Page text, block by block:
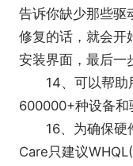
告诉你缺少那些驱
修复的话，就会开
安装界面，最后一
14、可以帮助
600000+种设备和
16、为确保硬
Care只建议